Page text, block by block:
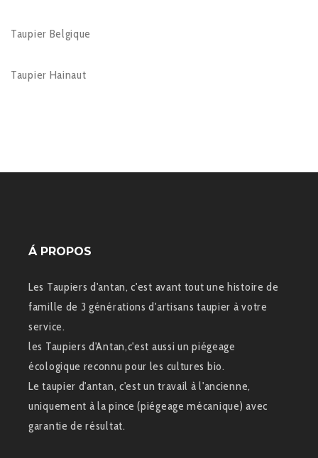
Taupier Belgique
Taupier Hainaut
Á PROPOS
Les Taupiers d'antan, c'est avant tout une histoire de
famille de 3 générations d'artisans taupier à votre
service.
les Taupiers d'Antan,c'est aussi un piégeage
écologique reconnu pour les cultures bio.
Le taupier d'antan, c'est un travail à l'ancienne,
uniquement à la pince (piégeage mécanique) avec
garantie de résultat.